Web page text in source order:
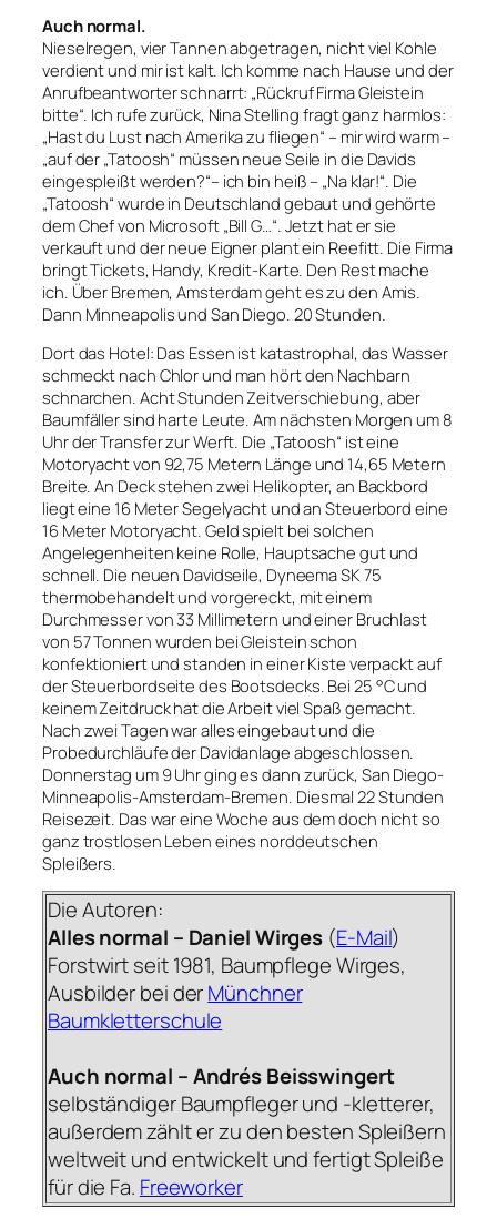
Auch normal.
Nieselregen, vier Tannen abgetragen, nicht viel Kohle
verdient und mir ist kalt. Ich komme nach Hause und der
Anrufbeantworter schnarrt: „Rückruf Firma Gleistein
bitte“. Ich rufe zurück, Nina Stelling fragt ganz harmlos:
„Hast du Lust nach Amerika zu fliegen“ – mir wird warm –
„auf der „Tatoosh“ müssen neue Seile in die Davids
eingespleißt werden?“– ich bin heiß – „Na klar!“. Die
„Tatoosh“ wurde in Deutschland gebaut und gehörte
dem Chef von Microsoft „Bill G…“. Jetzt hat er sie
verkauft und der neue Eigner plant ein Reefitt. Die Firma
bringt Tickets, Handy, Kredit-Karte. Den Rest mache
ich. Über Bremen, Amsterdam geht es zu den Amis.
Dann Minneapolis und San Diego. 20 Stunden.
Dort das Hotel: Das Essen ist katastrophal, das Wasser
schmeckt nach Chlor und man hört den Nachbarn
schnarchen. Acht Stunden Zeitverschiebung, aber
Baumfäller sind harte Leute. Am nächsten Morgen um 8
Uhr der Transfer zur Werft. Die „Tatoosh“ ist eine
Motoryacht von 92,75 Metern Länge und 14,65 Metern
Breite. An Deck stehen zwei Helikopter, an Backbord
liegt eine 16 Meter Segelyacht und an Steuerbord eine
16 Meter Motoryacht. Geld spielt bei solchen
Angelegenheiten keine Rolle, Hauptsache gut und
schnell. Die neuen Davidseile, Dyneema SK 75
thermobehandelt und vorgereckt, mit einem
Durchmesser von 33 Millimetern und einer Bruchlast
von 57 Tonnen wurden bei Gleistein schon
konfektioniert und standen in einer Kiste verpackt auf
der Steuerbordseite des Bootsdecks. Bei 25 °C und
keinem Zeitdruck hat die Arbeit viel Spaß gemacht.
Nach zwei Tagen war alles eingebaut und die
Probedurchläufe der Davidanlage abgeschlossen.
Donnerstag um 9 Uhr ging es dann zurück, San Diego-
Minneapolis-Amsterdam-Bremen. Diesmal 22 Stunden
Reisezeit. Das war eine Woche aus dem doch nicht so
ganz trostlosen Leben eines norddeutschen
Spleißers.
Die Autoren:
Alles normal – Daniel Wirges (E-Mail)
Forstwirt seit 1981, Baumpflege Wirges,
Ausbilder bei derMünchner
Baumkletterschule
Auch normal – Andrés Beisswingert
selbständiger Baumpfleger und -kletterer,
außerdem zählt er zu den besten Spleißern
weltweit und entwickelt und fertigt Spleiße
für die Fa. Freeworker